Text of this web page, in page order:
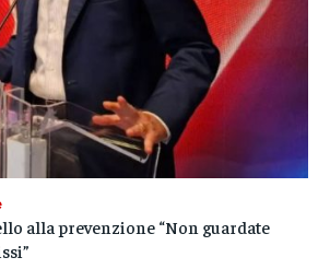
alla prevenzione “Non guardate